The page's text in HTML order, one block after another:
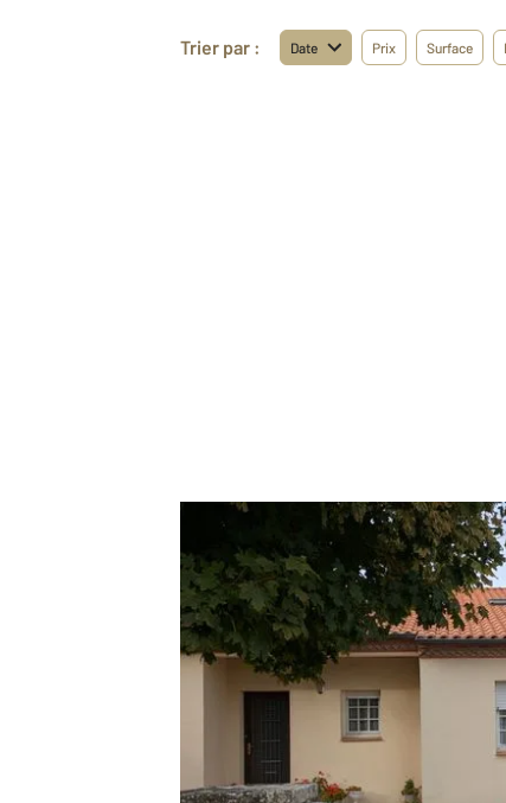
Trier par : Date Prix Surface